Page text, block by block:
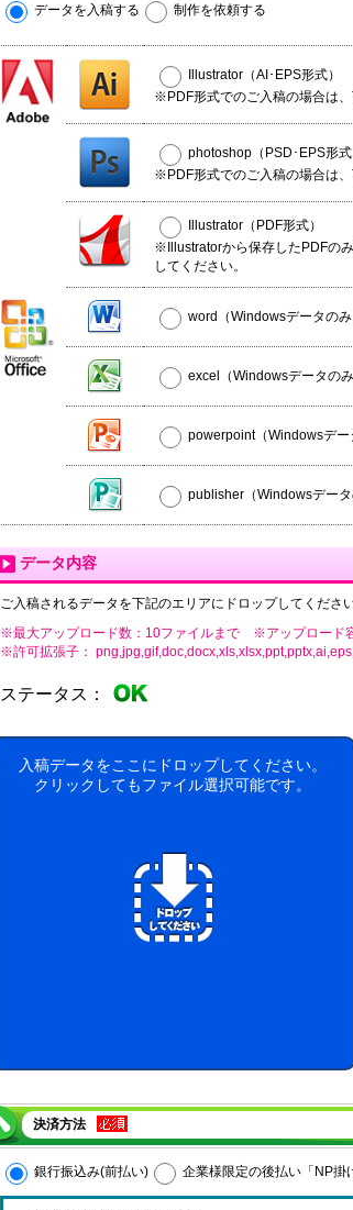
データを入稿する 制作を依頼する
Illustrator（AI･EPS形式）
※PDF形式でのご入稿の場合は、
photoshop（PSD･EPS形式
※PDF形式でのご入稿の場合は、
Illustrator（PDF形式）
※Illustratorから保存したPDFの
してください。
word（Windowsデータのみ
excel（Windowsデータのみ
powerpoint（Windowsデー
publisher（Windowsデータ
データ内容
ご入稿されるデータを下記のエリアにドロップしてください
※最大アップロード数：10ファイルまで ※アップロード
※許可拡張子：
ステータス：
入稿データをここにドロップしてください。
クリックしてもファイル選択可能です。
決済方法
銀行振込み(前払い) 企業様限定の後払い「NP掛